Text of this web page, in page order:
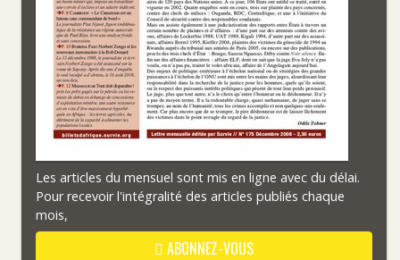
Les articles du mensuel sont mis en ligne avec du délai.
Pour recevoir l'intégralité des articles publiés chaque
mois,
ABONNEZ-VOUS